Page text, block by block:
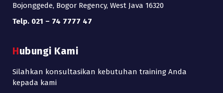
Bojonggede, Bogor Regency, West Java 16320
Telp. 021 – 74 7777 47
Hubungi Kami
Silahkan konsultasikan kebutuhan training Anda
kepada kami